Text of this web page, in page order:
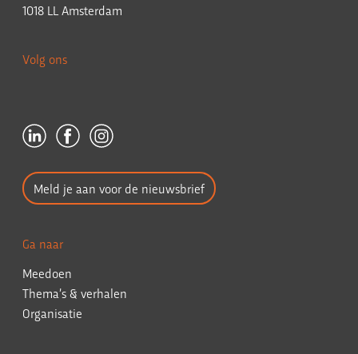
1018 LL Amsterdam
Volg ons
Meld je aan voor de nieuwsbrief
Ga naar
Meedoen
Thema’s & verhalen
Organisatie